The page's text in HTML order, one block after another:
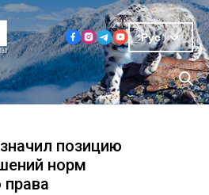
Рус
позицию
норм